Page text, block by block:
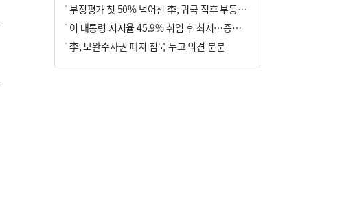
부정평가 첫 50% 넘어선 李, 귀국 직후 부동산·증시 점검(종합)
이 대통령 지지율 45.9% 취임 후 최저…증시 폭락·연임 개헌 논란 영향
李, 보완수사권 폐지 침묵 두고 의견 분분